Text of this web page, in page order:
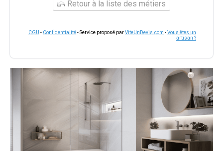
Retour à la liste des métiers
CGU - Confidentialité- Service proposé parViteUnDevis.com -Vous êtes un
artisan ?